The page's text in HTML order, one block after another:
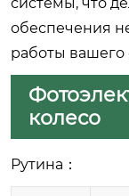
обеспечения
работы вашего
колесо
Рутина：